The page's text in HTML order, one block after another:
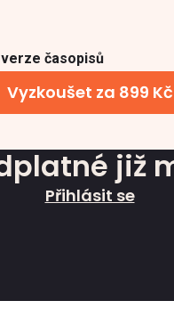
časopisů
Vyzkoušet za 899 Kč
již
Přihlásit se